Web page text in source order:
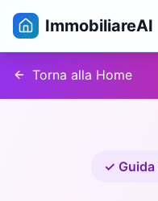
ImmobiliareAI
Torna alla Home
✓